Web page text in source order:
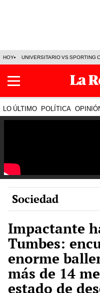
HOY UNIVERSITARIO VS SPORTING
LO ÚLTIMO POLÍTICA
Sociedad
Impactante
Tumbes:
enorme
más de 14
estado de